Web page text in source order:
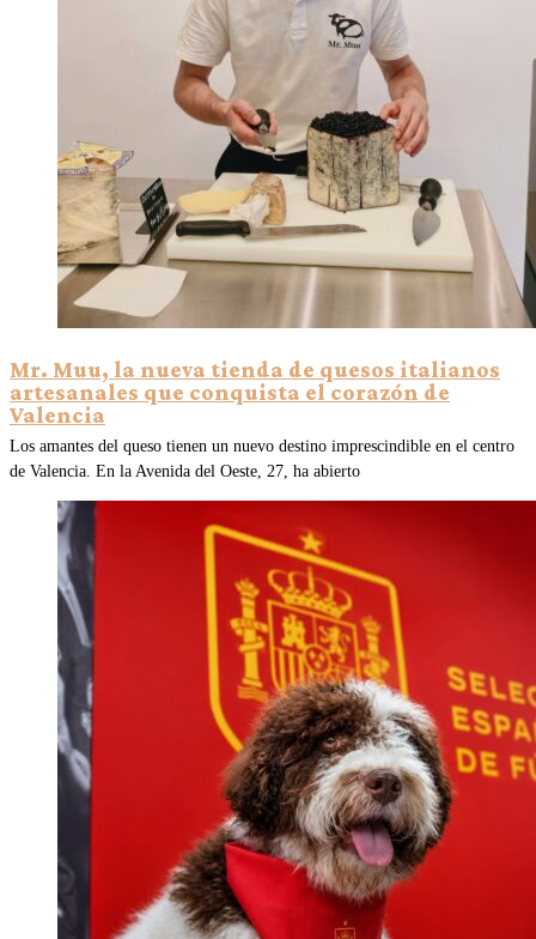
Mr. Muu, la nueva tienda de quesos italianos
artesanales que conquista el corazón de
Valencia
Los amantes del queso tienen un nuevo destino imprescindible en el centro
de Valencia. En la Avenida del Oeste, 27, ha abierto